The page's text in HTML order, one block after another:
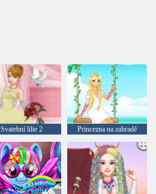
Svatební lilie 2 Princezna na zahradě